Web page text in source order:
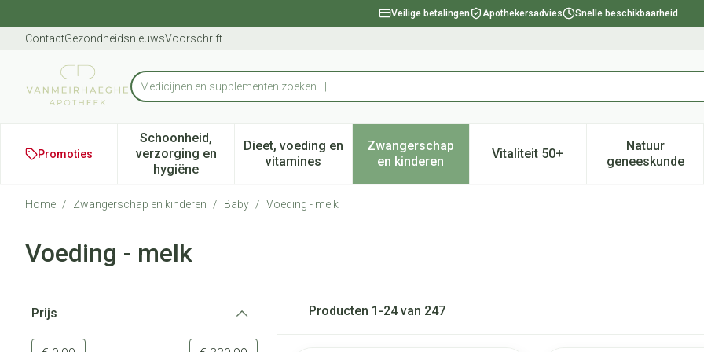
Veilige betalingen Apothekersadvies Snelle beschikbaarheid
ContactGezondheidsnieuwsVoorschrift
Product, merk, categorie...
Promoties
Schoonheid,
verzorging en
hygiëne
Toon submenu voor Schoonheid, verzorging en hygiëne categorie
Dieet, voeding en
vitaminesToon submenu voor Dieet, voeding en vitamines categorie
Zwangerschap
en kinderenToon submenu voor Zwangerschap en kinderen
Vitaliteit 50+Toon submenu voor Vitaliteit
Natuur
geneeskunde
Toon
Home / Zwangerschap en kinderen / Baby / Voeding - melk
Voeding - melk
Prijs
Producten 1 -24van 247